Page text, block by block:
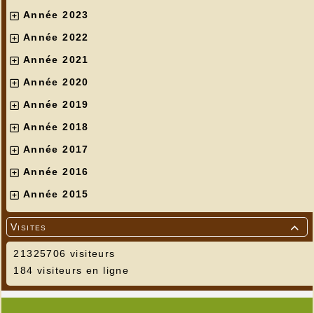
Année 2023
Année 2022
Année 2021
Année 2020
Année 2019
Année 2018
Année 2017
Année 2016
Année 2015

Visites
21325706 visiteurs
184 visiteurs en ligne